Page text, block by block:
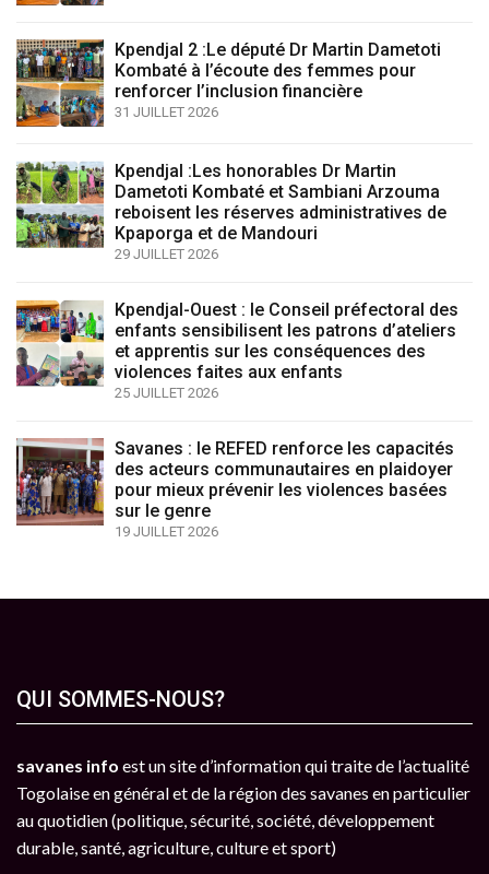
Kpendjal 2 :Le député Dr Martin Dametoti
Kombaté à l’écoute des femmes pour
renforcer l’inclusion financière
31 JUILLET 2026
Kpendjal :Les honorables Dr Martin
Dametoti Kombaté et Sambiani Arzouma
reboisent les réserves administratives de
Kpaporga et de Mandouri
29 JUILLET 2026
Kpendjal-Ouest : le Conseil préfectoral des
enfants sensibilisent les patrons d’ateliers
et apprentis sur les conséquences des
violences faites aux enfants
25 JUILLET 2026
Savanes : le REFED renforce les capacités
des acteurs communautaires en plaidoyer
pour mieux prévenir les violences basées
sur le genre
19 JUILLET 2026
QUI SOMMES-NOUS?
savanes info est un site d’information qui traite de l’actualité
Togolaise en général et de la région des savanes en particulier
au quotidien (politique, sécurité, société, développement
durable, santé, agriculture, culture et sport)